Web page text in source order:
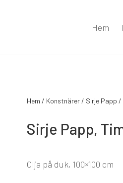
Hem
Hem / Konstnärer/ Sirje Papp /
Sirje Papp,
Olja på duk, 100×100 cm